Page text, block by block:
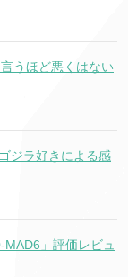
うほど悪くはない
ジラ好きによる感
」評価レビュ